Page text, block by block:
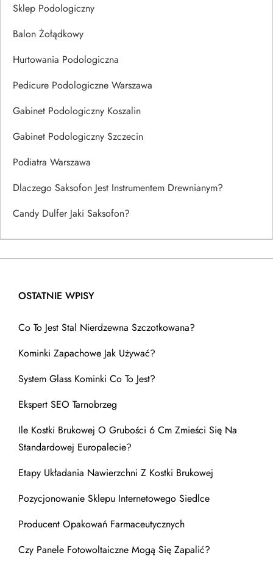
Sklep Podologiczny
Balon Żołądkowy
Hurtowania Podologiczna
Pedicure Podologiczne Warszawa
Gabinet Podologiczny Koszalin
Gabinet Podologiczny Szczecin
Podiatra Warszawa
Dlaczego Saksofon Jest Instrumentem Drewnianym?
Candy Dulfer Jaki Saksofon?
OSTATNIE WPISY
Co To Jest Stal Nierdzewna Szczotkowana?
Kominki Zapachowe Jak Używać?
System Glass Kominki Co To Jest?
Ekspert SEO Tarnobrzeg
Ile Kostki Brukowej O Grubości 6 Cm Zmieści Się Na
Standardowej Europalecie?
Etapy Układania Nawierzchni Z Kostki Brukowej
Pozycjonowanie Sklepu Internetowego Siedlce
Producent Opakowań Farmaceutycznych
Czy Panele Fotowoltaiczne Mogą Się Zapalić?